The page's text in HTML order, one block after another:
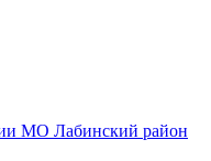
МО Лабинский район